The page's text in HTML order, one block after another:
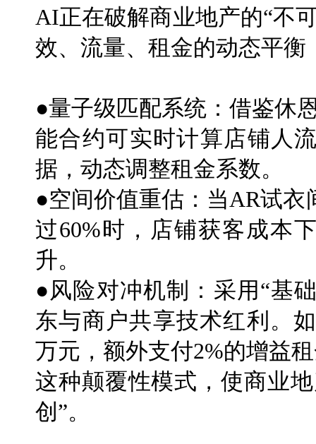
AI正在破解商业地产的“不
效、流量、租金的动态平衡
●量子级匹配系统：借鉴休
能合约可实时计算店铺人
据，动态调整租金系数。
●空间价值重估：当AR试
过60%时，店铺获客成本
升。
●风险对冲机制：采用“基
东与商户共享技术红利。
万元，额外支付2%的增益
这种颠覆性模式，使商业
创”。